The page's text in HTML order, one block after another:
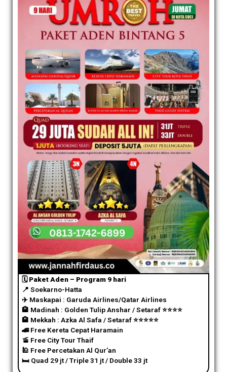
🗓️ Paket Aden – Program 9 hari
📍 Soekarno-Hatta
✈️ Maskapai : Garuda Airlines/Qatar Airlines
🏨 Madinah : Golden Tulip Anshar / Setaraf⭐️⭐️⭐️⭐️
🏨 Mekkah : Azka Al Safa / Setaraf⭐️⭐️⭐️⭐️⭐️
🚄 Free Kereta Cepat Haramain
🚡 Free City Tour Thaif
🕌 Free Percetakan Al Qur’an
🛏️ Quad 29 jt / Triple 31 jt / Double 33 jt